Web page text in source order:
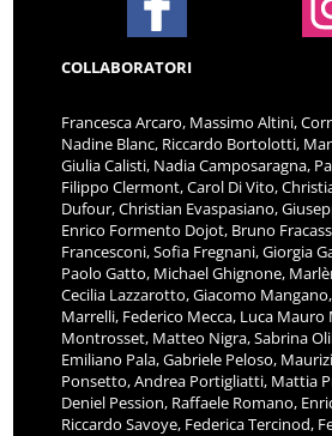
COLLABORATORI
Francesca Arcaro, Massimo Altini,
Nadine Blanc, Riccardo Bortolotti,
Giulia Calisti, Nadia Camposaragna,
Filippo Clermont, Carol Di Vito,
Dufour, Christian Evaspasiano,
Enrico Formento Dojot, Bruno
Francesconi, Sofia Fregnani, Giorgia
Paolo Gatto, Michael Ghignone,
Cecilia Lazzarotto, Giacomo
Marrelli, Federico Mecca, Luca Mauro
Montrosset, Matteo Nigra, Sabrina
Emiliano Pala, Gabriele Peloso,
Ponsetto, Andrea Portigliatti, Mattia
Deniel Pession, Raffaele Romano,
Riccardo Savoye, Federica Tercinod,